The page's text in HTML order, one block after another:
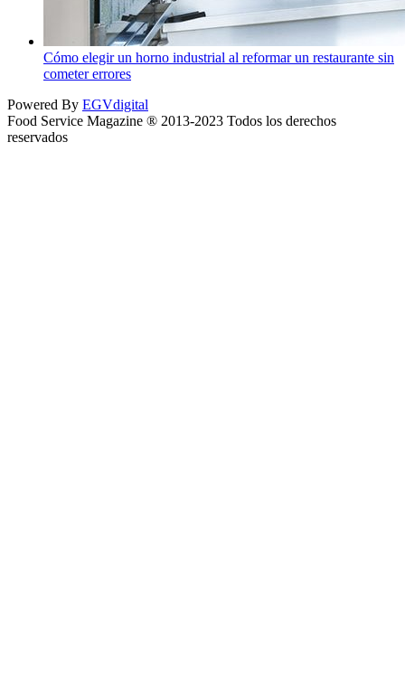
Cómo elegir un horno industrial al reformar un restaurante sin
cometer errores
Powered By EGVdigital
Food Service Magazine ® 2013-2023 Todos los derechos
reservados